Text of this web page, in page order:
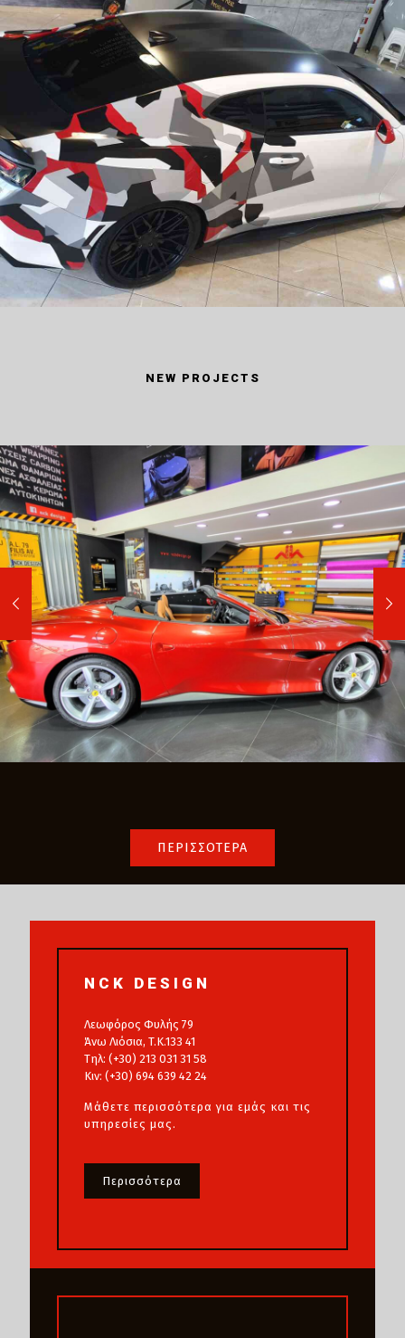
NEW PROJECTS
ΠΕΡΙΣΣΟΤΕΡΑ
NCK DESIGN
Λεωφόρος Φυλής 79
Άνω Λιόσια, T.K.133 41
Τηλ: (+30) 213 031 31 58
Κιν: (+30) 694 639 42 24
Μάθετε περισσότερα για εμάς και τις
υπηρεσίες μας.
Περισσότερα